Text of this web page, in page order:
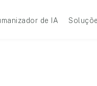
de IA